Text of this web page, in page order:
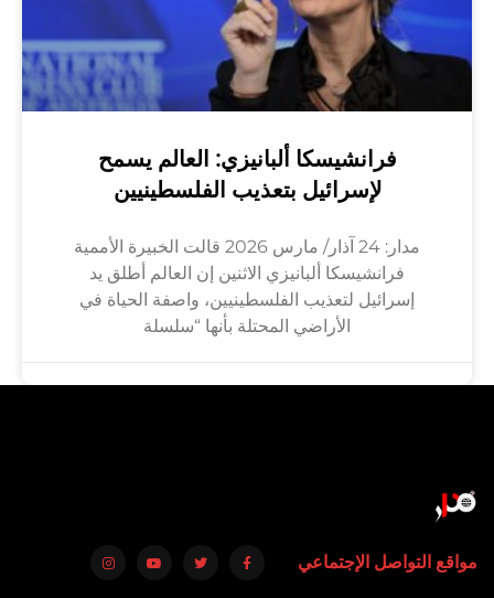
فرانشيسكا ألبانيزي: العالم يسمح
لإسرائيل بتعذيب الفلسطينيين
مدار: 24 آذار/ مارس 2026 قالت الخبيرة الأممية
فرانشيسكا ألبانيزي الاثنين إن العالم أطلق يد
إسرائيل لتعذيب الفلسطينيين، واصفة الحياة في
الأراضي المحتلة بأنها “سلسلة
مواقع التواصل الإجتماعي